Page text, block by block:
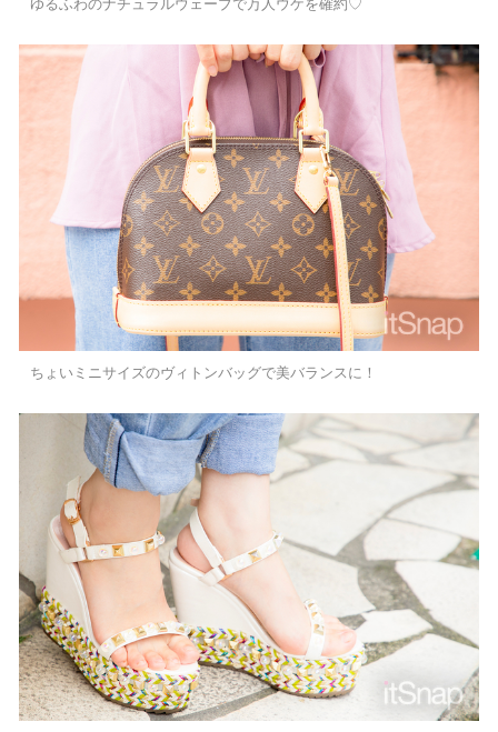
ゆるふわのナチュラルウェーブで万人ウケを確約♡
ちょいミニサイズのヴィトンバッグで美バランスに！